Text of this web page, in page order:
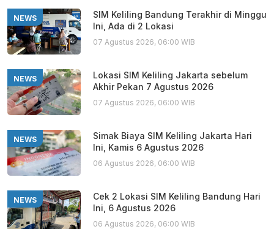
NEWS
SIM Keliling Bandung Terakhir di Minggu
Ini, Ada di 2 Lokasi
07 Agustus 2026, 06:00 WIB
NEWS
Lokasi SIM Keliling Jakarta sebelum
Akhir Pekan 7 Agustus 2026
07 Agustus 2026, 06:00 WIB
NEWS
Simak Biaya SIM Keliling Jakarta Hari
Ini, Kamis 6 Agustus 2026
06 Agustus 2026, 06:00 WIB
NEWS
Cek 2 Lokasi SIM Keliling Bandung Hari
Ini, 6 Agustus 2026
06 Agustus 2026, 06:00 WIB